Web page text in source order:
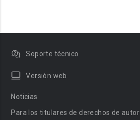
Soporte técnico
Versión web
Noticias
Para los titulares de derechos de autor